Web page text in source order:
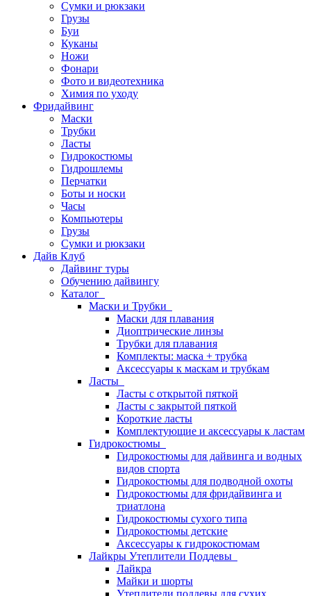
Сумки и рюкзаки
Грузы
Буи
Куканы
Ножи
Фонари
Фото и видеотехника
Химия по уходу
Фридайвинг
Маски
Трубки
Ласты
Гидрокостюмы
Гидрошлемы
Перчатки
Боты и носки
Часы
Компьютеры
Грузы
Сумки и рюкзаки
Дайв Клуб
Дайвинг туры
Обучению дайвингу
Каталог
Маски и Трубки
Маски для плавания
Диоптрические линзы
Трубки для плавания
Комплекты: маска + трубка
Аксессуары к маскам и трубкам
Ласты
Ласты с открытой пяткой
Ласты с закрытой пяткой
Короткие ласты
Комплектующие и аксессуары к ластам
Гидрокостюмы
Гидрокостюмы для дайвинга и водных
видов спорта
Гидрокостюмы для подводной охоты
Гидрокостюмы для фридайвинга и
триатлона
Гидрокостюмы сухого типа
Гидрокостюмы детские
Аксессуары к гидрокостюмам
Лайкры Утеплители Поддевы
Лайкра
Майки и шорты
Утеплители поддевы для сухих